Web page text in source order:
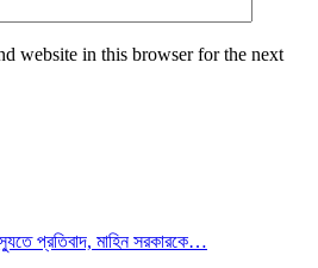
website in this browser for the next
প্রতিবাদ, মাহিন সরকারকে…